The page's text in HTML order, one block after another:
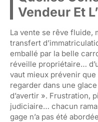
Vendeur Et
La vente se rêve fluide,
transfert
emballé par la belle
réveille propriétaire…
vaut mieux prévenir
regarder dans une
d’avertir ». Frustration,
judiciaire… chacun
gage n’a pas été